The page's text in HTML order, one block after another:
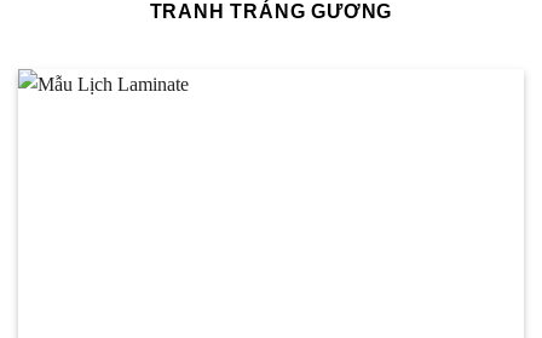
TRANH TRÁNG GƯƠNG